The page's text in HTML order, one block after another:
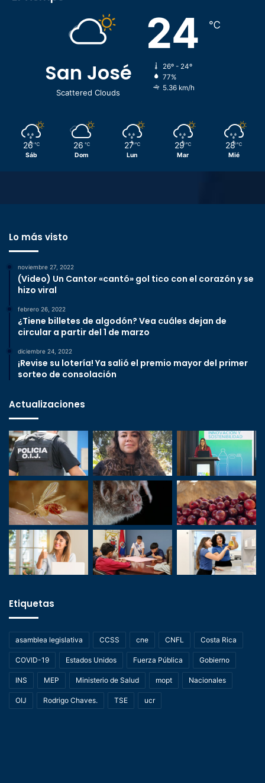
San José
Scattered Clouds
24 ℃
26º - 24º
77%
5.36 km/h
26 ℃
Sáb
26 ℃
Dom
27 ℃
Lun
29 ℃
Mar
28 ℃
Mié
Lo más visto
noviembre 27, 2022
(Video) Un Cantor «cantó» gol tico con el corazón y se
hizo viral
febrero 26, 2022
¿Tiene billetes de algodón? Vea cuáles dejan de
circular a partir del 1 de marzo
diciembre 24, 2022
¡Revise su lotería! Ya salió el premio mayor del primer
sorteo de consolación
Actualizaciones
Etiquetas
asamblea legislativa CCSS cne CNFL Costa Rica
COVID-19 Estados Unidos Fuerza Pública Gobierno
INS MEP Ministerio de Salud mopt Nacionales
OIJ Rodrigo Chaves. TSE ucr